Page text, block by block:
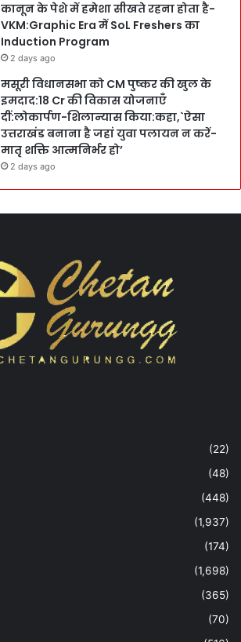
कानून के पेशे में हमेशा सीखते रहना होता है-
VKM:Graphic Era में SoL Freshers का
Induction Program
2 days ago
मसूरी विधानसभा को CM पुष्कर की खुल के
इमदाद:18 Cr की विकास योजनाएँ
दीं:लोकार्पण-शिलान्यास किया:कहा,`ऐसा
उत्तराखंड बनाना है जहां युवा पलायन न करें-
मातृ शक्ति आत्मनिर्भर हो’
2 days ago
(22)
(48)
(448)
(1,937)
(174)
(1,698)
(365)
(70)